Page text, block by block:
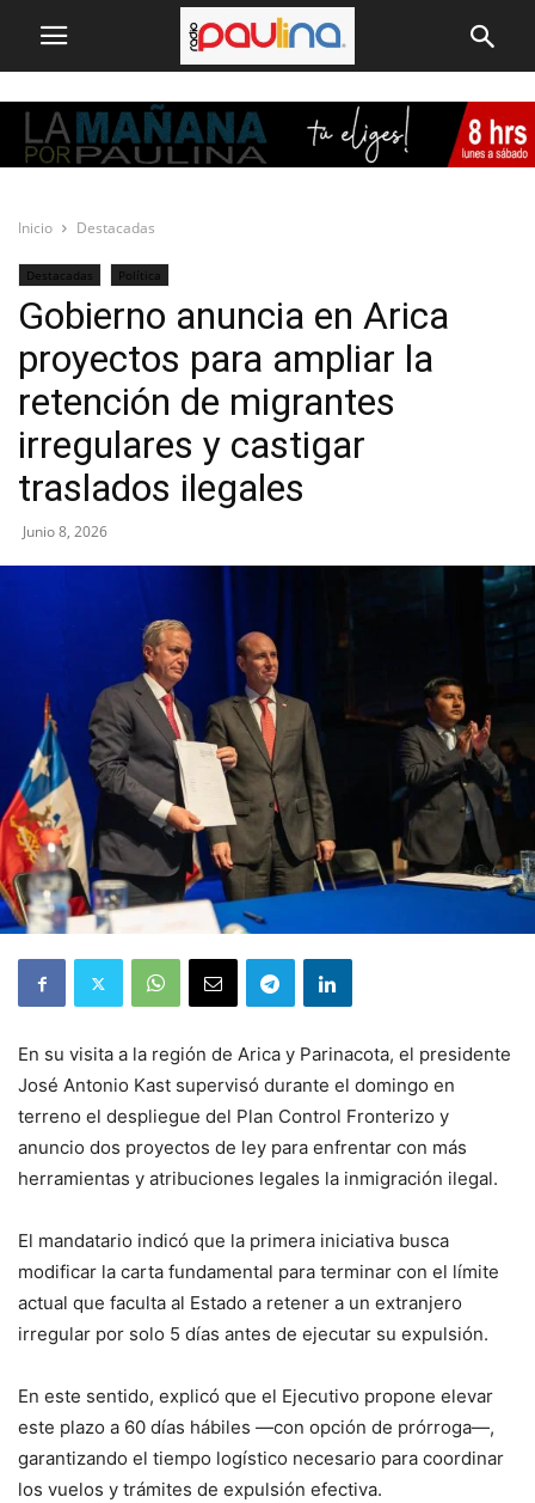
Inicio Destacadas
Destacadas Política
Gobierno anuncia en Arica
proyectos para ampliar la
retención de migrantes
irregulares y castigar
traslados ilegales
Junio 8, 2026
En su visita a la región de Arica y Parinacota, el presidente
José Antonio Kast supervisó durante el domingo en
terreno el despliegue del Plan Control Fronterizo y
anuncio dos proyectos de ley para enfrentar con más
herramientas y atribuciones legales la inmigración ilegal.
El mandatario indicó que la primera iniciativa busca
modificar la carta fundamental para terminar con el límite
actual que faculta al Estado a retener a un extranjero
irregular por solo 5 días antes de ejecutar su expulsión.
En este sentido, explicó que el Ejecutivo propone elevar
este plazo a 60 días hábiles —con opción de prórroga—,
garantizando el tiempo logístico necesario para coordinar
los vuelos y trámites de expulsión efectiva.